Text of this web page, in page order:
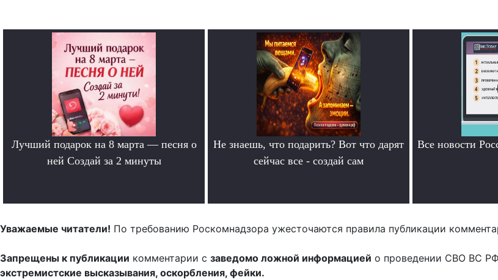
Лучший подарок на 8 марта — песня о
ней Создай за 2 минуты
Не знаешь, что подарить? Вот что дарят
сейчас все - создай сам
Все новости
Уважаемые читатели! По требованию Роскомнадзора ужесточаются правила публикации
Запрещены к публикации комментарии с заведомо ложной информацией о проведении СВО ВС
экстремистские высказывания, оскорбления, фейки.